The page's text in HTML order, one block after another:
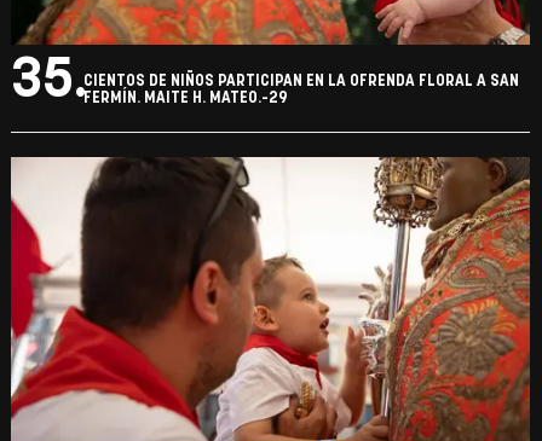
35.CIENTOS DE NIÑOS PARTICIPAN EN LA OFRENDA FLORAL A SAN
FERMÍN. MAITE H. MATEO.-29